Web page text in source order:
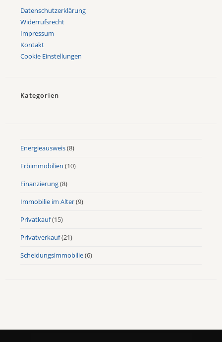
Datenschutzerklärung
Widerrufsrecht
Impressum
Kontakt
Cookie Einstellungen
Kategorien
Energieausweis(8)
Erbimmobilien (10)
Finanzierung(8)
Immobilie im Alter(9)
Privatkauf(15)
Privatverkauf(21)
Scheidungsimmobilie(6)